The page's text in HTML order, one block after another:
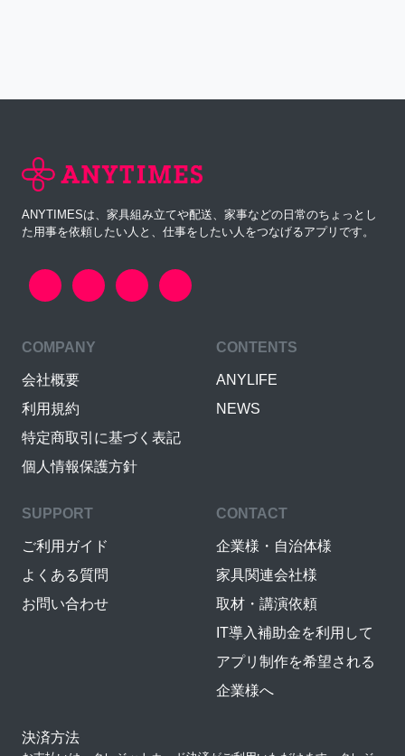
ANYTIMESは、家具組み立てや配送、家事などの日常のちょっとし
た用事を依頼したい人と、仕事をしたい人をつなげるアプリです。
COMPANY
会社概要
利用規約
特定商取引に基づく表記
個人情報保護方針
CONTENTS
ANYLIFE
NEWS
SUPPORT
ご利用ガイド
よくある質問
お問い合わせ
CONTACT
企業様・自治体様
家具関連会社様
取材・講演依頼
IT導入補助金を利用して
アプリ制作を希望される
企業様へ
決済方法